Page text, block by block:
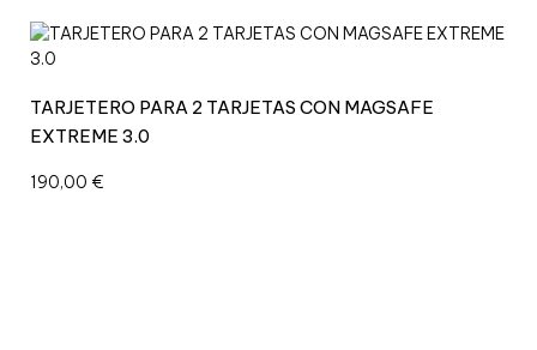
TARJETERO PARA 2 TARJETAS CON MAGSAFE
EXTREME 3.0
190,00 €